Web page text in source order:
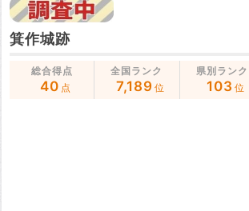
箕作城跡
総合得点
40 点
全国ランク
7,189 位
県別ランク
103 位